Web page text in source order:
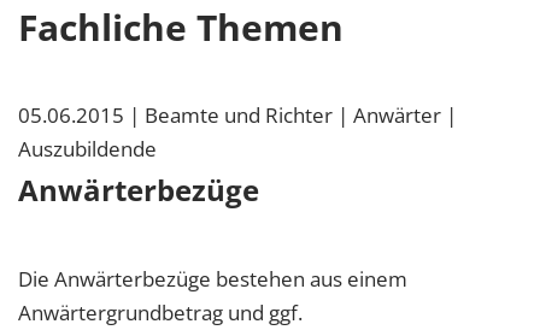
Fachliche Themen
05.06.2015 | Beamte und Richter | Anwärter |
Auszubildende
Anwärterbezüge
Die Anwärterbezüge bestehen aus einem
Anwärtergrundbetrag und ggf.